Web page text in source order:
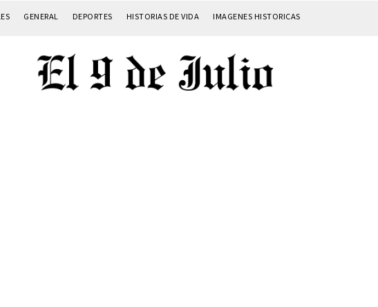
GENERAL DEPORTES HISTORIAS DE VIDA IMAGENES HISTORICAS